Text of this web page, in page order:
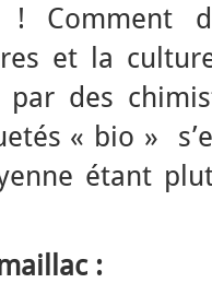
! Comment
et la
par des
« bio »
étant
: